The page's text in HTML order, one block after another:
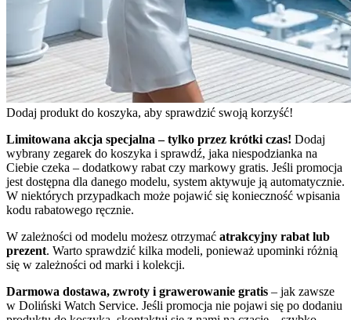
Dodaj produkt do koszyka, aby sprawdzić swoją korzyść!
Limitowana akcja specjalna – tylko przez krótki czas! Dodaj
wybrany zegarek do koszyka i sprawdź, jaka niespodzianka na
Ciebie czeka – dodatkowy rabat czy markowy gratis. Jeśli promocja
jest dostępna dla danego modelu, system aktywuje ją automatycznie.
W niektórych przypadkach może pojawić się konieczność wpisania
kodu rabatowego ręcznie.
W zależności od modelu możesz otrzymać atrakcyjny rabat lub
prezent. Warto sprawdzić kilka modeli, ponieważ upominki różnią
się w zależności od marki i kolekcji.
Darmowa dostawa, zwroty i grawerowanie gratis – jak zawsze
w Doliński Watch Service. Jeśli promocja nie pojawi się po dodaniu